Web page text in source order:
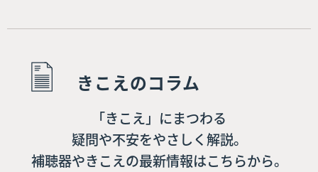
きこえのコラム
「きこえ」にまつわる
疑問や不安をやさしく解説。
補聴器やきこえの最新情報はこちらから。